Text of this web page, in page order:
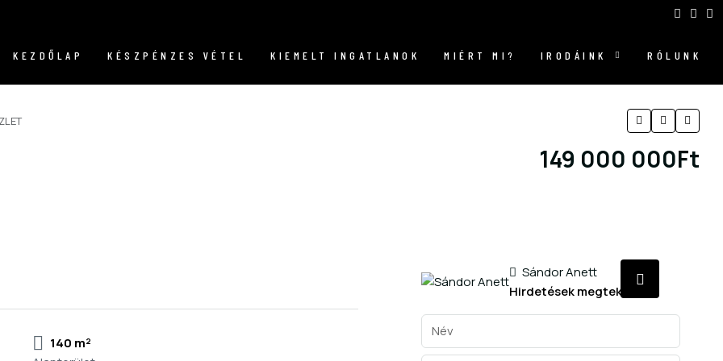
KEZDŐLAP KÉSZPÉNZES VÉTEL KIEMELT INGATLANOK MIÉRT MI? IRODÁINK RÓLUNK
149 000 000Ft
140 m²
Sándor Anett
Hirdetések megtekintése